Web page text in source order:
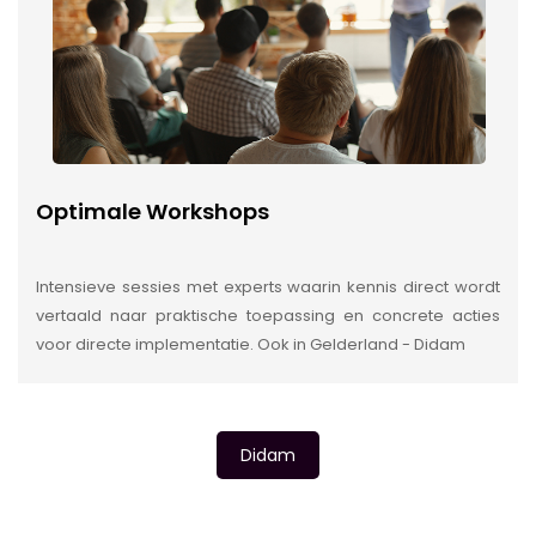
Optimale Workshops
Intensieve sessies met experts waarin kennis direct wordt
vertaald naar praktische toepassing en concrete acties
voor directe implementatie. Ook in Gelderland - Didam
Didam